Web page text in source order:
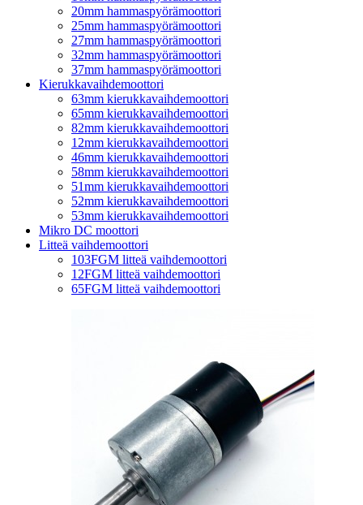
20mm hammaspyörämoottori
25mm hammaspyörämoottori
27mm hammaspyörämoottori
32mm hammaspyörämoottori
37mm hammaspyörämoottori
Kierukkavaihdemoottori
63mm kierukkavaihdemoottori
65mm kierukkavaihdemoottori
82mm kierukkavaihdemoottori
12mm kierukkavaihdemoottori
46mm kierukkavaihdemoottori
58mm kierukkavaihdemoottori
51mm kierukkavaihdemoottori
52mm kierukkavaihdemoottori
53mm kierukkavaihdemoottori
Mikro DC moottori
Litteä vaihdemoottori
103FGM litteä vaihdemoottori
12FGM litteä vaihdemoottori
65FGM litteä vaihdemoottori